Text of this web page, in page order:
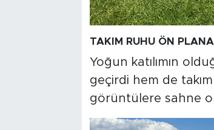
TAKIM RUHU ÖN PLANA
Yoğun katılımın
geçirdi hem de
görüntülere sahne